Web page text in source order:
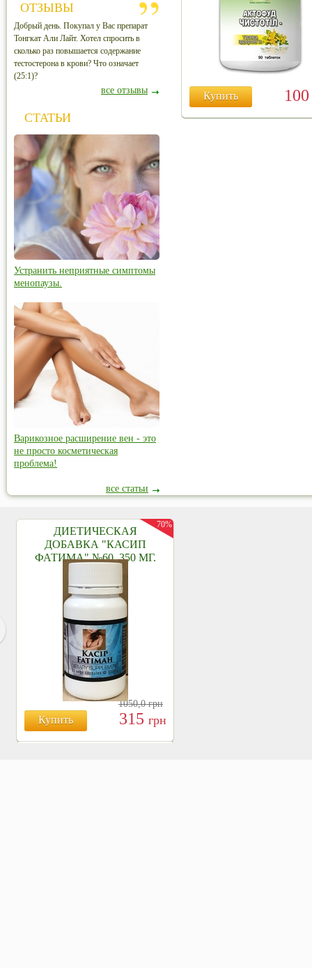
Купить
ОТЗЫВЫ
Добрый день. Покупал у Вас препарат
Тонгкат Али Лайт. Хотел спросить в
сколько раз повышается содержание
тестостерона в крови? Что означает
(25:1)?
все отзывы
СТАТЬИ
Устранить неприятные симптомы
менопаузы.
Варикозное расширение вен - это
не просто косметическая
проблема!
все статьи
ДИЕТИЧЕСКАЯ
ДОБАВКА "КАСИП
ФАТИМА" №60, 350 МГ.
Купить
1050,0грн
315 грн
70%